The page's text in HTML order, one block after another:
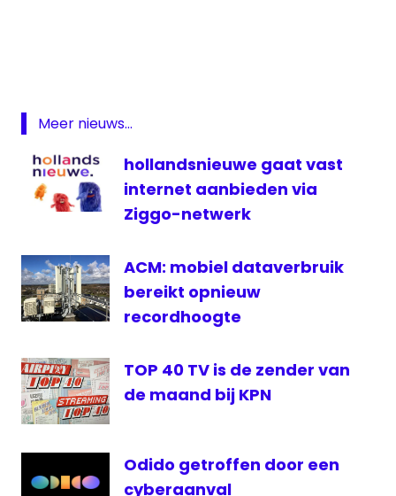
Meer nieuws...
hollandsnieuwe gaat vast
internet aanbieden via
Ziggo-netwerk
ACM: mobiel dataverbruik
bereikt opnieuw
recordhoogte
TOP 40 TV is de zender van
de maand bij KPN
Odido getroffen door een
cyberaanval